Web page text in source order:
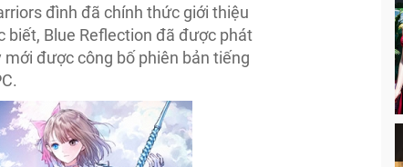
đình đã chính thức giới thiệu
biết, Blue Reflection đã được phát
mới được công bố phiên bản tiếng